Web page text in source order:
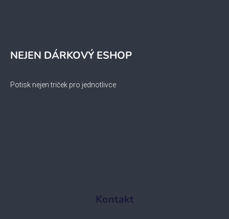
NEJEN DÁRKOVÝ ESHOP
Potisk nejen triček pro jednotlivce
Kontakt